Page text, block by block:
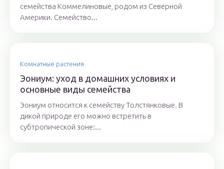
семейства Коммелиновые, родом из Северной
Америки. Семейство...
Комнатные растения
Эониум: уход в домашних условиях и
основные виды семейства
Эониум относится к семейству Толстянковые. В
дикой природе его можно встретить в
субтропической зоне:...